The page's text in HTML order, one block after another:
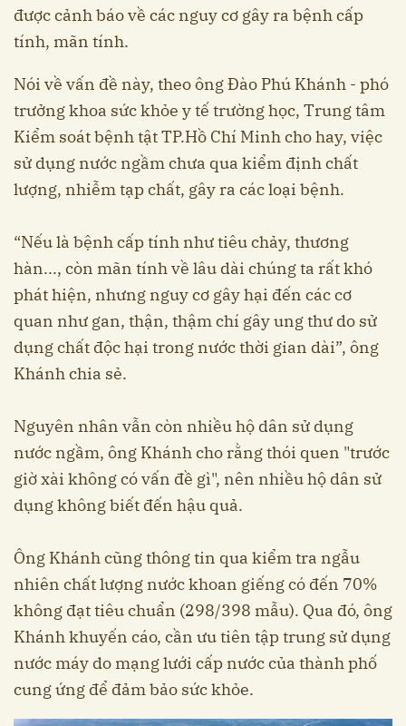
được cảnh báo về các nguy cơ gây ra bệnh cấp
tính, mãn tính.
Nói về vấn đề này, theo ông Đào Phú Khánh - phó
trưởng khoa sức khỏe y tế trường học, Trung tâm
Kiểm soát bệnh tật TP.Hồ Chí Minh cho hay, việc
sử dụng nước ngầm chưa qua kiểm định chất
lượng, nhiễm tạp chất, gây ra các loại bệnh.
“Nếu là bệnh cấp tính như tiêu chảy, thương
hàn..., còn mãn tính về lâu dài chúng ta rất khó
phát hiện, nhưng nguy cơ gây hại đến các cơ
quan như gan, thận, thậm chí gây ung thư do sử
dụng chất độc hại trong nước thời gian dài”, ông
Khánh chia sẻ.
Nguyên nhân vẫn còn nhiều hộ dân sử dụng
nước ngầm, ông Khánh cho rằng thói quen "trước
giờ xài không có vấn đề gì", nên nhiều hộ dân sử
dụng không biết đến hậu quả.
Ông Khánh cũng thông tin qua kiểm tra ngẫu
nhiên chất lượng nước khoan giếng có đến 70%
không đạt tiêu chuẩn (298/398 mẫu). Qua đó, ông
Khánh khuyến cáo, cần ưu tiên tập trung sử dụng
nước máy do mạng lưới cấp nước của thành phố
cung ứng để đảm bảo sức khỏe.